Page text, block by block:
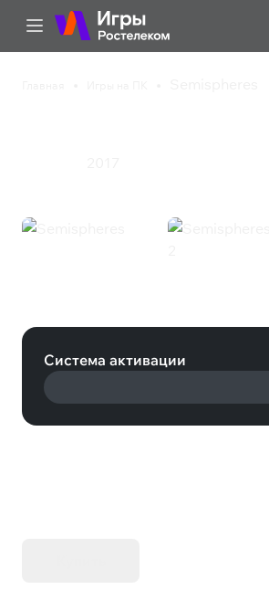
Система активации